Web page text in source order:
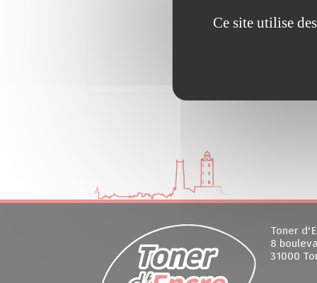
Toner
8
31000
Ce site utilise